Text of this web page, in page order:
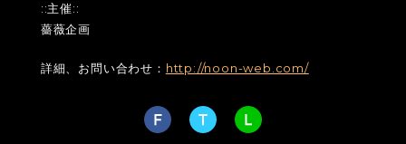
::主催::
薔薇企画
詳細、お問い合わせ： http://noon-web.com/